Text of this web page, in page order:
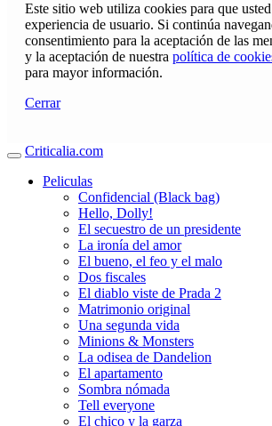
Este sitio web utiliza cookies para que
experiencia de usuario. Si continúa
consentimiento para la aceptación de las
y la aceptación de nuestra política de
para mayor información.
Cerrar
Criticalia.com
Peliculas
Confidencial (Black bag)
Hello, Dolly!
El secuestro de un presidente
La ironía del amor
El bueno, el feo y el malo
Dos fiscales
El diablo viste de Prada 2
Matrimonio original
Una segunda vida
Minions & Monsters
La odisea de Dandelion
El apartamento
Sombra nómada
Tell everyone
El chico y la garza